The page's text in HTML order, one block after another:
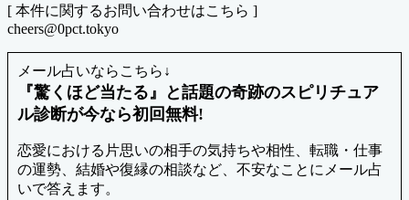
[ 本件に関するお問い合わせはこちら ]
cheers@0pct.tokyo
メール占いならこちら↓
『驚くほど当たる』と話題の奇跡のスピリチュア
ル診断が今なら初回無料!
恋愛における片思いの相手の気持ちや相性、転職・仕事
の運勢、結婚や復縁の相談など、不安なことにメール占
いで答えます。